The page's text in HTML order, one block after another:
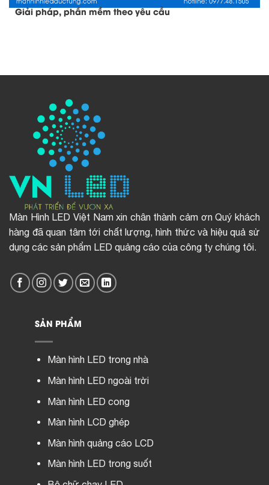
Giải pháp, phần mềm theo yêu cầu
Màn Hình LED Việt Nam xin chân thành cảm ơn Quý khách
hàng đã quan tâm tới chất lượng, hình thức và hiệu quả sử
dụng các sản phẩm LED quảng cáo của công ty chúng tôi.
SẢN PHẨM
Màn hình LED trong nhà
Màn hình LED ngoài trời
Màn hình LED cong
Màn hình LCD ghép
Màn hình quảng cáo LCD
Màn hình LED trong suốt